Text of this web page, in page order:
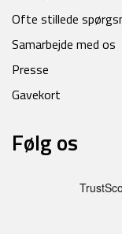
Ofte stillede
Samarbejde med os
Presse
Gavekort
Følg os